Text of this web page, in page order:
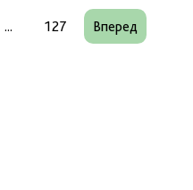
... 127 Вперед